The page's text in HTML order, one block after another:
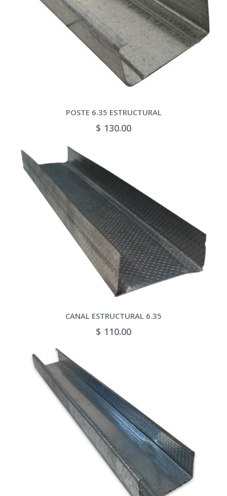
POSTE 6.35 ESTRUCTURAL
$ 130.00
CANAL ESTRUCTURAL 6.35
$ 110.00